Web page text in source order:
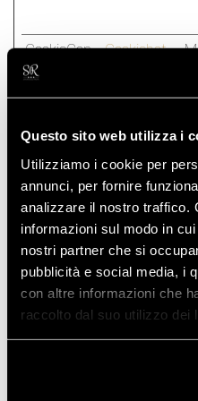
Questo sito web utilizza i
Utilizziamo i cookie per
annunci, per fornire
analizzare il nostro traffico.
informazioni sul modo in
nostri partner che si
pubblicità e social media, i
con altre informazioni che
raccolto dal suo utilizzo dei
CookieCon
sent
Cookiebot
Preferenze (1)
I cookie di preferenza
memorizzare informazioni
comportamento o l'aspetto,
località nella quale ti trovi.
Nome Fornitore